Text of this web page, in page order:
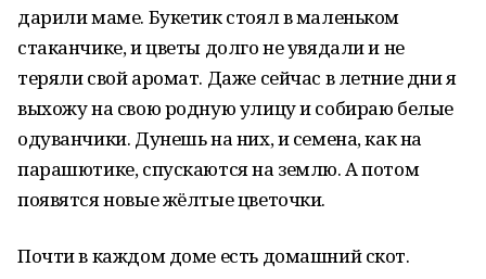
дарили маме. Букетик стоял в маленьком
стаканчике, и цветы долго не увядали и не
теряли свой аромат. Даже сейчас в летние дни я
выхожу на свою родную улицу и собираю белые
одуванчики. Дунешь на них, и семена, как на
парашютике, спускаются на землю. А потом
появятся новые жёлтые цветочки.
Почти в каждом доме есть домашний скот.